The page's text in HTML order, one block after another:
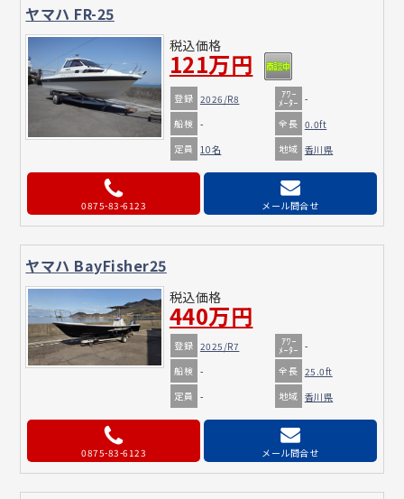
ヤマハ FR-25
税込価格
121万円
登録 2026/R8 ｱﾜｰ
ﾒｰﾀｰ -
船検 - 全長 0.0ft
定員 10名 地域 香川県
0875-83-6123 メール問合せ
ヤマハ BayFisher25
税込価格
440万円
登録 2025/R7 ｱﾜｰ
ﾒｰﾀｰ -
船検 - 全長 25.0ft
定員 - 地域 香川県
0875-83-6123 メール問合せ